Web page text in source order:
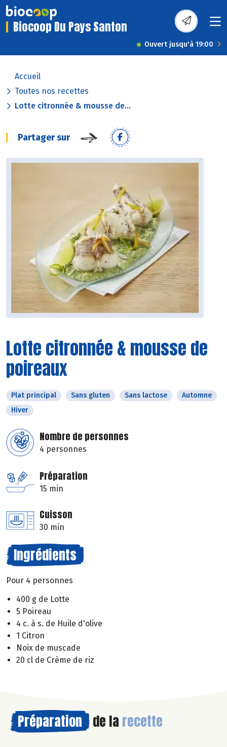
Biocoop Du Pays Santon
Ouvert jusqu'à 19:00
Accueil
Toutes nos recettes
Lotte citronnée & mousse de...
Partager sur
Lotte citronnée & mousse de
poireaux
Plat principal Sans gluten Sans lactose
Automne
Hiver
Nombre de personnes
4 personnes
Préparation
15 min
Cuisson
30 min
Ingrédients
Pour 4 personnes
400 g de Lotte
5 Poireau
4 c. à s. de Huile d'olive
1 Citron
Noix de muscade
20 cl de Crème de riz
Préparation de la recette